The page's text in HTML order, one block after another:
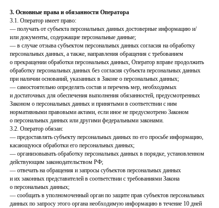
3. Основные права и обязанности Оператора
3.1. Оператор имеет право:
— получать от субъекта персональных данных достоверные информацию и/
или документы, содержащие персональные данные;
— в случае отзыва субъектом персональных данных согласия на обработку
персональных данных, а также, направления обращения с требованием
о прекращении обработки персональных данных, Оператор вправе продолжить
обработку персональных данных без согласия субъекта персональных данных
при наличии оснований, указанных в Законе о персональных данных;
— самостоятельно определять состав и перечень мер, необходимых
и достаточных для обеспечения выполнения обязанностей, предусмотренных
Законом о персональных данных и принятыми в соответствии с ним
нормативными правовыми актами, если иное не предусмотрено Законом
о персональных данных или другими федеральными законами.
3.2. Оператор обязан:
— предоставлять субъекту персональных данных по его просьбе информацию,
касающуюся обработки его персональных данных;
— организовывать обработку персональных данных в порядке, установленном
действующим законодательством РФ;
— отвечать на обращения и запросы субъектов персональных данных
и их законных представителей в соответствии с требованиями Закона
о персональных данных;
— сообщать в уполномоченный орган по защите прав субъектов персональных
данных по запросу этого органа необходимую информацию в течение 10 дней